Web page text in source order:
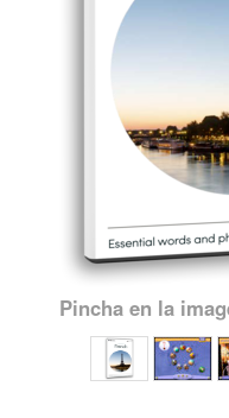
Pincha en la